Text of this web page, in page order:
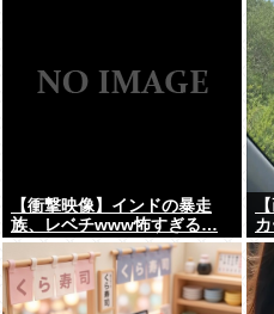
【衝撃映像】インドの暴走
族、レベチwww怖すぎる…